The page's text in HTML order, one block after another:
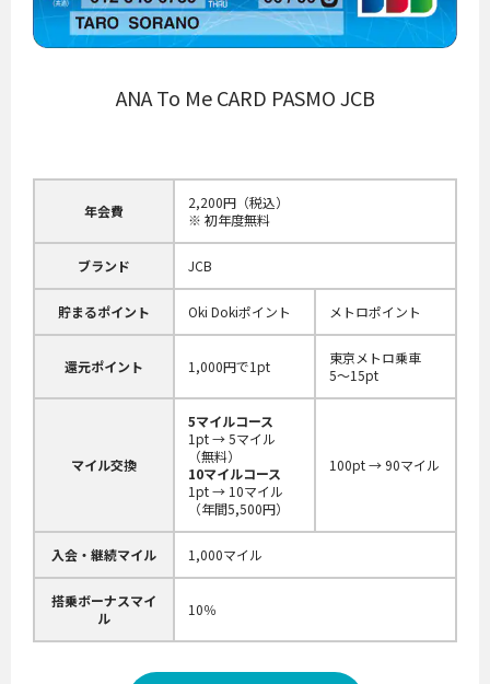
ANA To Me CARD PASMO JCB
年会費
2,200円（税込）
※ 初年度無料
ブランド JCB
貯まるポイント Oki Dokiポイント メトロポイント
還元ポイント 1,000円で1pt
東京メトロ乗車
5〜15pt
マイル交換
5マイルコース
1pt → 5マイル
（無料）
10マイルコース
1pt → 10マイル
（年間5,500円）
100pt → 90マイル
入会・継続マイル 1,000マイル
搭乗ボーナスマイ
ル
10％